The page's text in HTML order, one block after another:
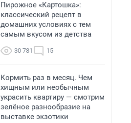
Пирожное «Картошка»:
классический рецепт в
домашних условиях с тем
самым вкусом из детства
30 781 15
Кормить раз в месяц. Чем
хищным или необычным
украсить квартиру — смотрим
зелёное разнообразие на
выставке экзотики